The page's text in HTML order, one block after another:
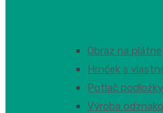
Obraz na plátne
Hrnček s
Potlač
Výroba